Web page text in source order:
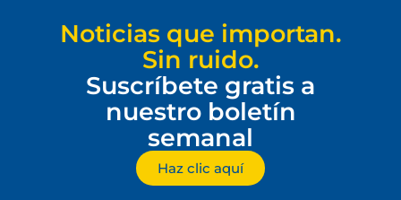
Noticias que importan.
Sin ruido.
Suscríbete gratis a
nuestro boletín
semanal
Haz clic aquí